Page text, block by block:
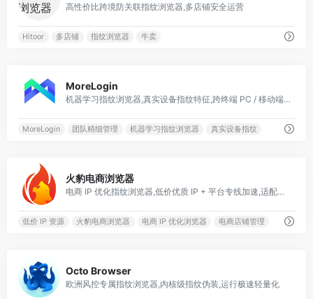
高性价比跨境防关联指纹浏览器,多店铺安全运营
Hitoor 多店铺 指纹浏览器 牛卖
MoreLogin
机器学习指纹浏览器,真实设备指纹特征,跨终端 PC / 移动端一体化运营
MoreLogin 团队精细管理 机器学习指纹浏览器 真实设备指纹
火豹电商浏览器
电商 IP 优化指纹浏览器,低价优质 IP + 平台专线加速,适配多电商店铺
低价 IP 资源 火豹电商浏览器 电商 IP 优化浏览器 电商店铺管理
Octo Browser
欧洲风控专属指纹浏览器,内核级指纹伪装,运行极速轻量化